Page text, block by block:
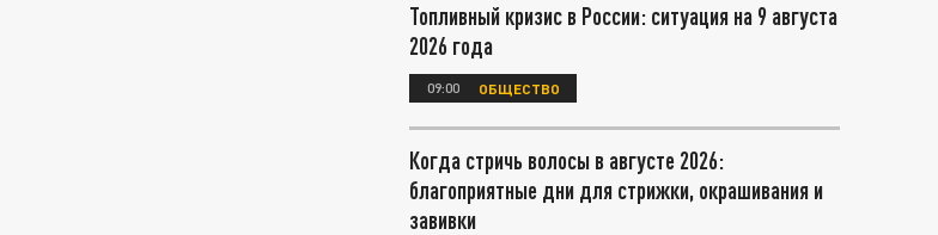
Топливный кризис в России: ситуация на 9 августа
2026 года
09:00 ОБЩЕСТВО
Когда стричь волосы в августе 2026:
благоприятные дни для стрижки, окрашивания и
завивки